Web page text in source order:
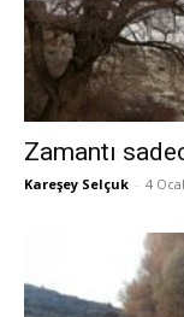
Zamantı
Kareşey Selçuk - 4